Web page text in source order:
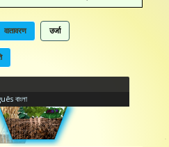
वातावरण उर्जा
বাংলা